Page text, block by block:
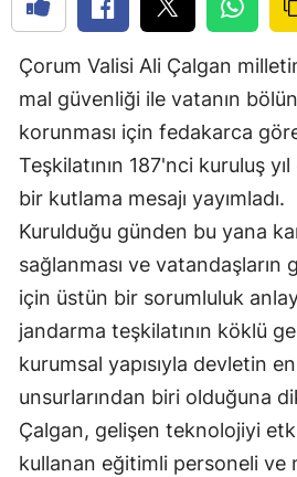
Çorum Valisi Ali Çalgan
mal güvenliği ile vatanın
korunması için fedakarca
Teşkilatının 187'nci kuruluş
bir kutlama mesajı yayımladı.
Kurulduğu günden bu yana
sağlanması ve vatandaşların
için üstün bir sorumluluk
jandarma teşkilatının köklü
kurumsal yapısıyla devletin
unsurlarından biri olduğuna
Çalgan, gelişen teknolojiyi
kullanan eğitimli personeli ve